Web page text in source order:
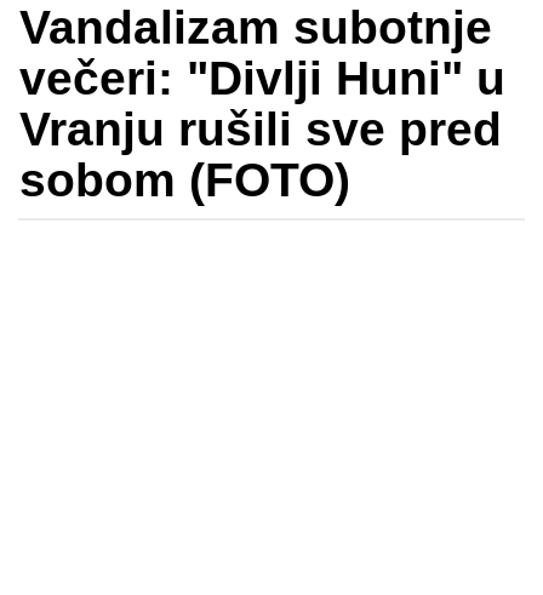
Vandalizam subotnje
večeri: "Divlji Huni" u
Vranju rušili sve pred
sobom (FOTO)